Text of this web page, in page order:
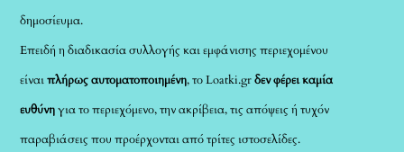
δημοσίευμα.
Επειδή η διαδικασία συλλογής και εμφάνισης περιεχομένου
είναιπλήρως αυτοματοποιημένη, το Loatki.grδεν φέρει καμία
ευθύνηγια το περιεχόμενο, την ακρίβεια, τις απόψεις ή τυχόν
παραβιάσεις που προέρχονται από τρίτες ιστοσελίδες.